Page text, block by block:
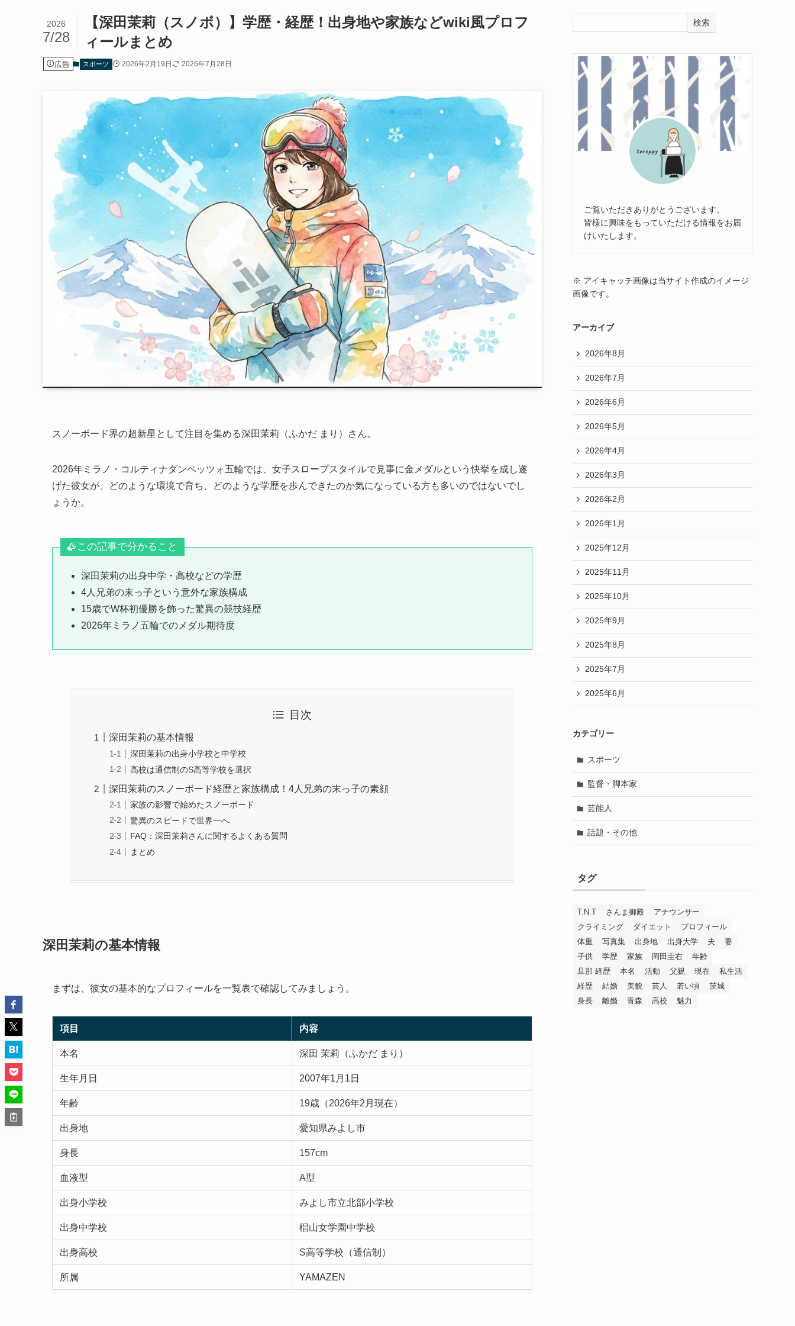
【深田茉莉（スノボ）】学歴・経歴！出身地や家族などwiki風プロフ
ィールまとめ
2026
7/28
広告 スポーツ 2026年2月19日 2026年7月28日
スノーボード界の超新星として注目を集める深田茉莉（ふかだ まり）さん。
2026年ミラノ・コルティナダンペッツォ五輪では、女子スロープスタイルで見事に金メダルという快挙を成し遂
げた彼女が、どのような環境で育ち、どのような学歴を歩んできたのか気になっている方も多いのではないでし
ょうか。
この記事で分かること
深田茉莉の出身中学・高校などの学歴
4人兄弟の末っ子という意外な家族構成
15歳でW杯初優勝を飾った驚異の競技経歴
2026年ミラノ五輪でのメダル期待度
目次
深田茉莉の基本情報
深田茉莉の出身小学校と中学校
高校は通信制のS高等学校を選択
深田茉莉のスノーボード経歴と家族構成！4人兄弟の末っ子の素顔
家族の影響で始めたスノーボード
驚異のスピードで世界一へ
FAQ：深田茉莉さんに関するよくある質問
まとめ
深田茉莉の基本情報
まずは、彼女の基本的なプロフィールを一覧表で確認してみましょう。
項目 内容
本名 深田 茉莉（ふかだ まり）
生年月日 2007年1月1日
年齢 19歳（2026年2月現在）
出身地 愛知県みよし市
身長 157cm
血液型 A型
出身小学校 みよし市立北部小学校
出身中学校 椙山女学園中学校
出身高校 S高等学校（通信制）
所属 YAMAZEN
検索
ご覧いただきありがとうございます。
皆様に興味をもっていただける情報をお届
けいたします。
※ アイキャッチ画像は当サイト作成のイメージ
画像です。
アーカイブ
2026年8月
2026年7月
2026年6月
2026年5月
2026年4月
2026年3月
2026年2月
2026年1月
2025年12月
2025年11月
2025年10月
2025年9月
2025年8月
2025年7月
2025年6月
カテゴリー
スポーツ
監督・脚本家
芸能人
話題・その他
タグ
T.N.T さんま御殿
アナウンサー
クライミング
ダイエット
プロフィール
体重
写真集 出身地 出身大学 夫
妻
子供
学歴 家族 岡田圭右
年齢
旦那 経歴
本名 活動 父親 現在
私生活
経歴
結婚 美貌 芸人 若い頃
茨城
身長
離婚 青森 高校 魅力